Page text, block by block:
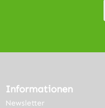
Informationen
Newsletter